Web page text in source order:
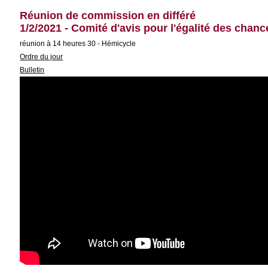
Réunion de commission en différé
1/2/2021 - Comité d'avis pour l'égalité des
réunion à 14 heures 30 - Hémicycle
Ordre du jour
Bulletin